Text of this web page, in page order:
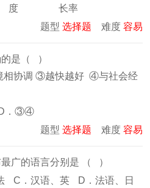
度
长率
题型 选择题 难度 容易
是（ ）
协调 ③越快越好 ④与社会经
．③④
题型 选择题 难度 容易
广的语言分别是 （ ）
C．汉语、英
D．法语、日